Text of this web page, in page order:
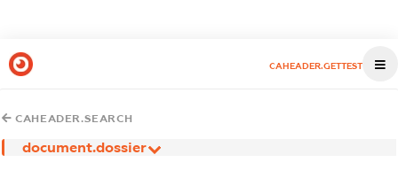
CAHEADER.GETTEST
CAHEADER.SEARCH
document.dossier